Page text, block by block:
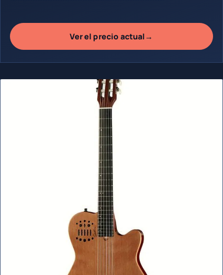
Ver el precio actual→